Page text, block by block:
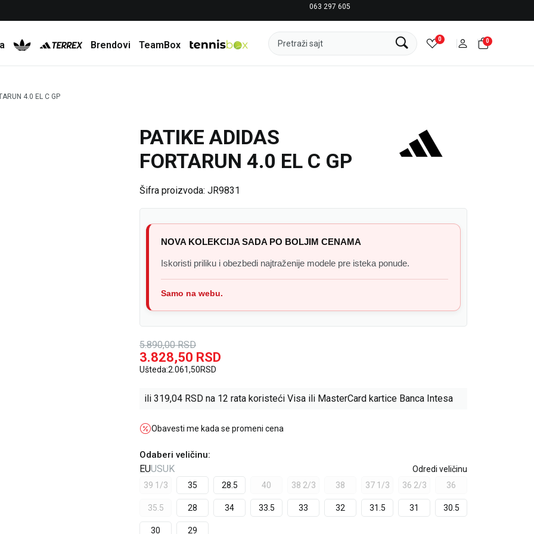
063 297 605
Brendovi TeamBox Pretraži sajt 0 0
4.0 EL C GP
PATIKE ADIDAS
FORTARUN 4.0 EL C GP
Šifra proizvoda: JR9831
NOVA KOLEKCIJA SADA PO BOLJIM CENAMA
Iskoristi priliku i obezbedi najtraženije modele pre isteka ponude.
Samo na webu.
5.890,00 RSD
3.828,50 RSD
Ušteda:2.061,50RSD
ili 319,04 RSD na 12 rata koristeći Visa ili MasterCard kartice Banca Intesa
Obavesti me kada se promeni cena
Odaberi veličinu:
EUUSUK
Odredi veličinu
39 1/3
35 28.5 40 38 2/3 38 37 1/3 36 2/3 36
35.5 28 34 33.5 33 32 31.5 31 30.5
30 29